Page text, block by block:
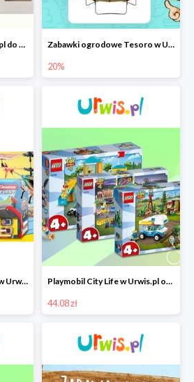
Zabawki Funkids w Urwis.pl do -25% Zabawki ogrodowe Tesoro w Urwis.pl do -20%
20%
Pojazdy z Psiego Patrolu w Urwis.pl do -20% Playmobil City Life w Urwis.pl od 44,08 zł
44.08 zł